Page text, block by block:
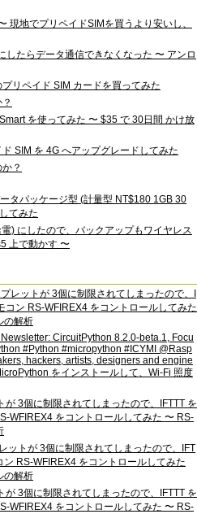
現地でプリペイドSIMを買うより安いし、
たらデータ通信できなくなった 〜 アンロ
リペイド SIM カードを買ってみた
を使ってみた 〜 $35 で 30日間 かけ放
SIM を 4G へアップグレードしてみた
？
タパッケージ型 (計量型 NT$180 1GB 30
てみた
) にしたので、バックアップもワイヤレス
上で動かす 〜
プレットが 3個に制限されてしまったので、I
コン RS-WFIREX4 をコントロールしてみた
の解析
CircuitPython 8.2.0-beta.1, Focu
#Python #micropython #ICYMI @Rasp
hackers, artists, designers and engine
をインストールして、Wi-Fi 照度
が 3個に制限されてしまったので、IFTTT を
WFIREX4 をコントロールしてみた 〜 RS-
ットが 3個に制限されてしまったので、IFT
RS-WFIREX4 をコントロールしてみた
の解析
が 3個に制限されてしまったので、IFTTT を
WFIREX4 をコントロールしてみた 〜 RS-